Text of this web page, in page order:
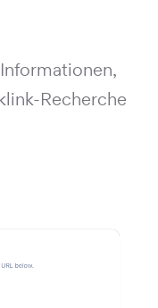
Recherche